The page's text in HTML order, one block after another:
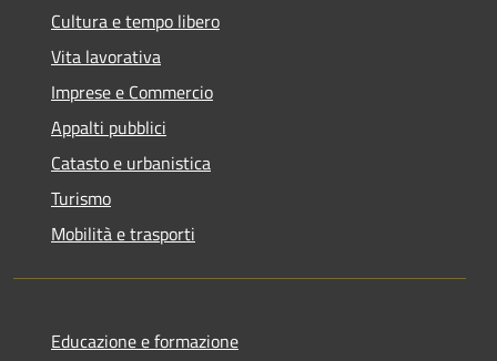
Cultura e tempo libero
Vita lavorativa
Imprese e Commercio
Appalti pubblici
Catasto e urbanistica
Turismo
Mobilità e trasporti
Educazione e formazione